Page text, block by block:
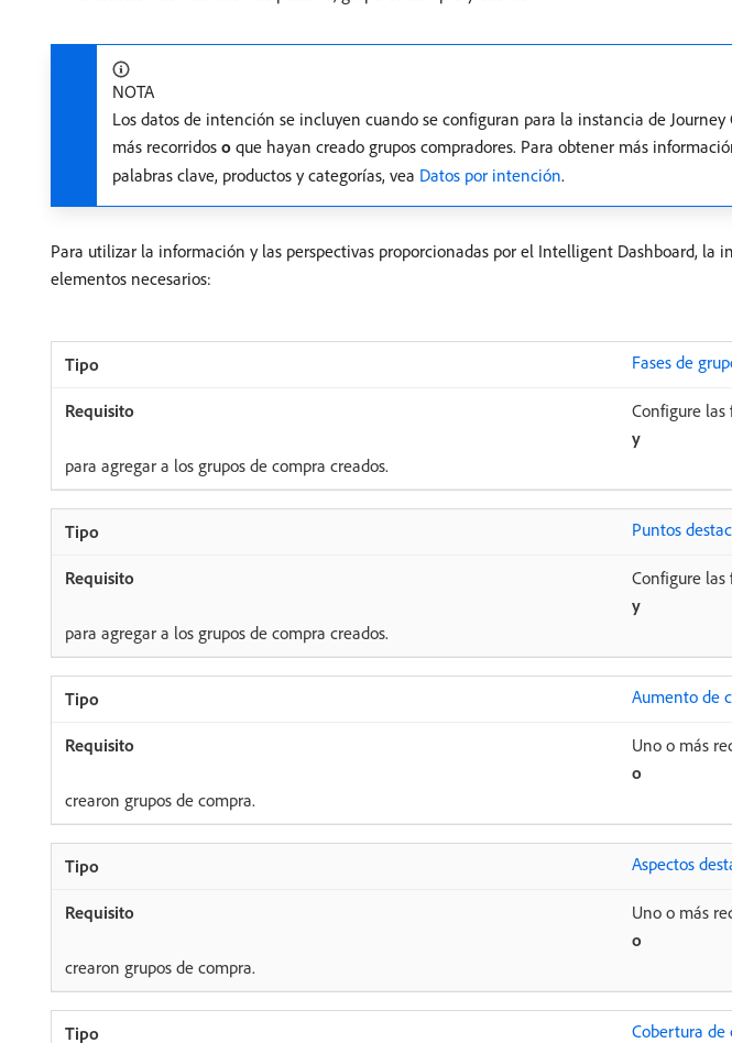
NOTA
Los datos de intención se incluyen cuando se configuran para la instancia de
más recorridos o que hayan creado grupos compradores. Para obtener más
palabras clave, productos y categorías, vea Datos por intención.
Para utilizar la información y las perspectivas proporcionadas por el Intelligent Dashboard, la
elementos necesarios:
Fases de
Configure las
y
para agregar a los grupos de compra creados.
Puntos
Configure las
y
para agregar a los grupos de compra creados.
Aumento de
Uno o más
o
crearon grupos de compra.
Aspectos
Uno o más
o
crearon grupos de compra.
Cobertura de